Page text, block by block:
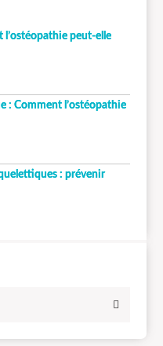
peut-elle
: Comment l’ostéopathie
: prévenir